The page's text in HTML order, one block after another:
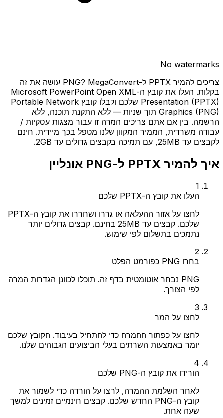
No watermarks
צריכים להמיר PPTX ל-PNG? MegaConvert עושה את זה
בקלות. העלו את קובץ ה-Microsoft PowerPoint Open XML
Presentation (PPTX) שלכם וקבלו קובץ Portable Network
Graphics (PNG) תוך שניות — ללא התקנת תוכנה, ללא
הרשמה. בין אם אתם צריכים המרה זו עבור מצגות עסקיות /
עבודה משרדית, הממיר המקוון שלנו מטפל בכך מיידית. חינם
לקבצים עד 25MB, עם תמיכה בקבצים גדולים עד 2GB.
איך להמיר PPTX ל-PNG אונליין
1
העלו את קובץ ה-PPTX שלכם
לחצו על אזור ההעלאה או גררו ושחררו את קובץ ה-PPTX
שלכם. קבצים עד 25MB בחינם. קבצים גדולים יותר
נתמכים בתשלום לפי שימוש.
2
בחרו PNG כפורמט הפלט
PNG נבחר אוטומטית בדף זה. תוכלו לכוונן הגדרות המרה
לפי הצורך.
3
לחצו על המר
לחצו על כפתור ההמרה כדי להתחיל בעיבוד. הקובץ שלכם
יומר באמצעות השרתים בעלי הביצועים הגבוהים שלנו.
4
הורידו את קובץ ה-PNG שלכם
לאחר השלמת ההמרה, לחצו על הורדה כדי לשמור את
קובץ ה-PNG החדש שלכם. קבצים חינמיים זמינים למשך
שעה אחת.